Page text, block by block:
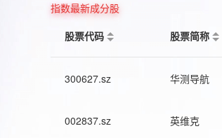
指数最新成分股
股票代码
股票简称
300627.sz 华测导航
002837.sz 英维克